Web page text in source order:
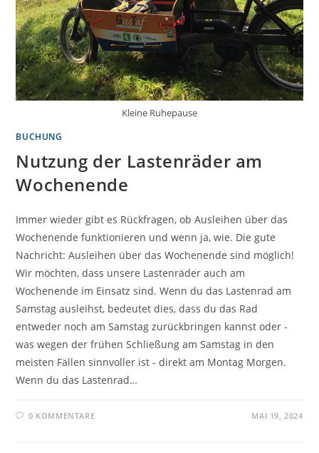
Kleine Ruhepause
BUCHUNG
Nutzung der Lastenräder am
Wochenende
Immer wieder gibt es Rückfragen, ob Ausleihen über das
Wochenende funktionieren und wenn ja, wie. Die gute
Nachricht: Ausleihen über das Wochenende sind möglich!
Wir möchten, dass unsere Lastenräder auch am
Wochenende im Einsatz sind. Wenn du das Lastenrad am
Samstag ausleihst, bedeutet dies, dass du das Rad
entweder noch am Samstag zurückbringen kannst oder -
was wegen der frühen Schließung am Samstag in den
meisten Fällen sinnvoller ist - direkt am Montag Morgen.
Wenn du das Lastenrad…
0 KOMMENTARE MAI 19, 2024